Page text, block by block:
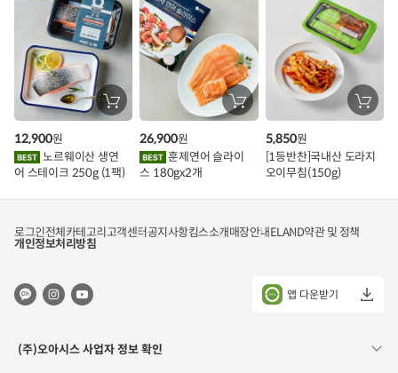
장
바
에
담
기
노르웨이산 생연
어 스테이크 250g (1팩)
12,900원
장
바
에
담
훈제연어 슬라이
스 180gx2개
26,900원
장
바
에
담
[1등반찬]국내산 도라지
오이무침(150g)
5,850원
로그인전체카테고리고객센터공지사항킴스소개매장안내ELAND약관 및 정책
개인정보처리방침
앱 다운받기
(주)오아시스 사업자 정보 확인